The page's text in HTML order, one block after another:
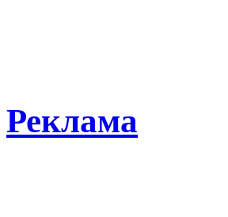
Реклама